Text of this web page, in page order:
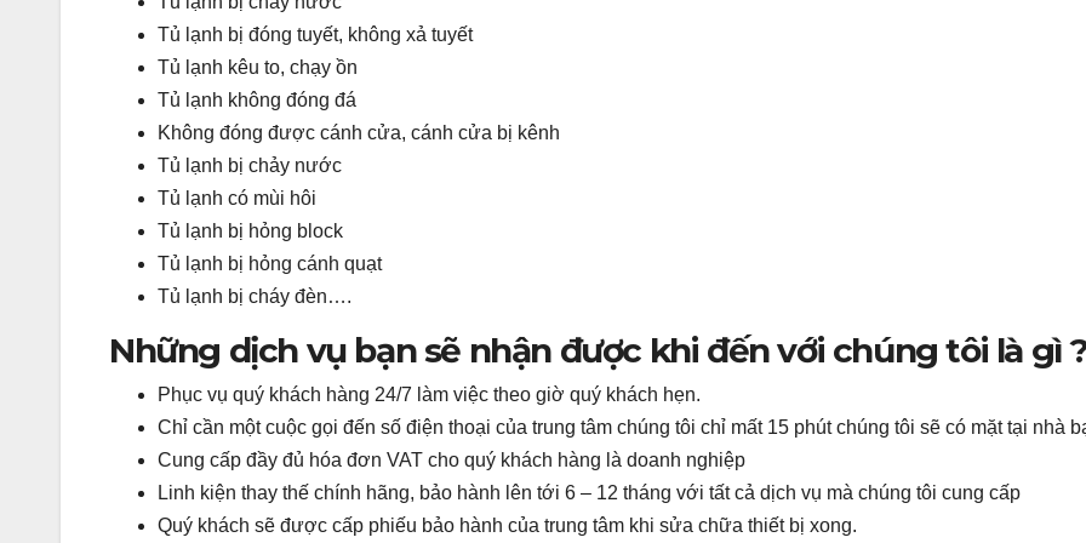
Tủ lạnh bị đóng tuyết, không xả tuyết
Tủ lạnh kêu to, chạy ồn
Tủ lạnh không đóng đá
Không đóng được cánh cửa, cánh cửa bị kênh
Tủ lạnh bị chảy nước
Tủ lạnh có mùi hôi
Tủ lạnh bị hỏng block
Tủ lạnh bị hỏng cánh quạt
Tủ lạnh bị cháy đèn….
Những dịch vụ bạn sẽ nhận được khi đến với chúng tôi là gì
Phục vụ quý khách hàng 24/7 làm việc theo giờ quý khách hẹn.
Chỉ cần một cuộc gọi đến số điện thoại của trung tâm chúng tôi chỉ mất 15 phút chúng tôi sẽ có mặt tại nhà
Cung cấp đầy đủ hóa đơn VAT cho quý khách hàng là doanh nghiệp
Linh kiện thay thế chính hãng, bảo hành lên tới 6 – 12 tháng với tất cả dịch vụ mà chúng tôi cung cấp
Quý khách sẽ được cấp phiếu bảo hành của trung tâm khi sửa chữa thiết bị xong.